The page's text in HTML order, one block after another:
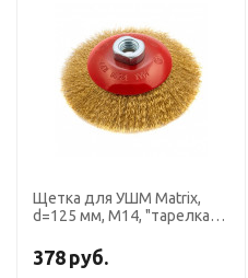
Щетка для УШМ Matrix,
d=125 мм, М14, "тарелка",
высокоуглеродистая
сталь
378 руб.